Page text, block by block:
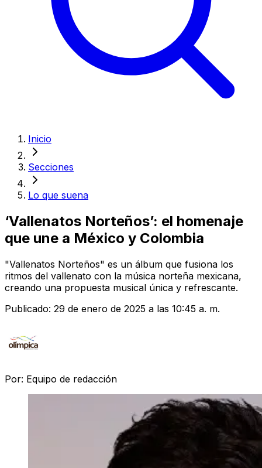
Inicio
Secciones
Lo que suena
‘Vallenatos Norteños’: el homenaje
que une a México y Colombia
"Vallenatos Norteños" es un álbum que fusiona los
ritmos del vallenato con la música norteña mexicana,
creando una propuesta musical única y refrescante.
Publicado: 29 de enero de 2025 a las 10:45 a. m.
Por: Equipo de redacción